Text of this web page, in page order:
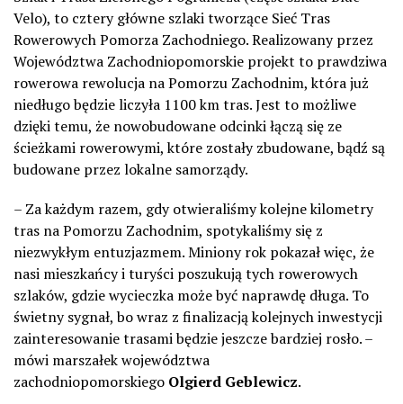
Velo), to cztery główne szlaki tworzące Sieć Tras
Rowerowych Pomorza Zachodniego. Realizowany przez
Województwa Zachodniopomorskie projekt to prawdziwa
rowerowa rewolucja na Pomorzu Zachodnim, która już
niedługo będzie liczyła 1100 km tras. Jest to możliwe
dzięki temu, że nowobudowane odcinki łączą się ze
ścieżkami rowerowymi, które zostały zbudowane, bądź są
budowane przez lokalne samorządy.
– Za każdym razem, gdy otwieraliśmy kolejne kilometry
tras na Pomorzu Zachodnim, spotykaliśmy się z
niezwykłym entuzjazmem. Miniony rok pokazał więc, że
nasi mieszkańcy i turyści poszukują tych rowerowych
szlaków, gdzie wycieczka może być naprawdę długa. To
świetny sygnał, bo wraz z finalizacją kolejnych inwestycji
zainteresowanie trasami będzie jeszcze bardziej rosło. –
mówi marszałek województwa
zachodniopomorskiego Olgierd Geblewicz.